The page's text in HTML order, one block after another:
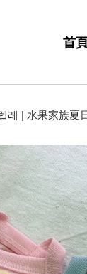
首
| 水果家族夏